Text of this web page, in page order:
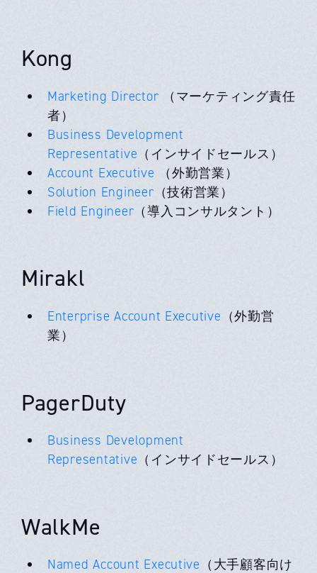
Kong
Marketing Director
（マーケティング責任
者）
Business Development
Representative （インサイドセールス）
Account Executive
（外勤営業）
Solution Engineer （技術営業）
Field Engineer （導入コンサルタント）
Mirakl
Enterprise Account Executive （外勤営
業）
PagerDuty
Business Development
Representative （インサイドセールス）
WalkMe
Named Account Executive （大手顧客向け